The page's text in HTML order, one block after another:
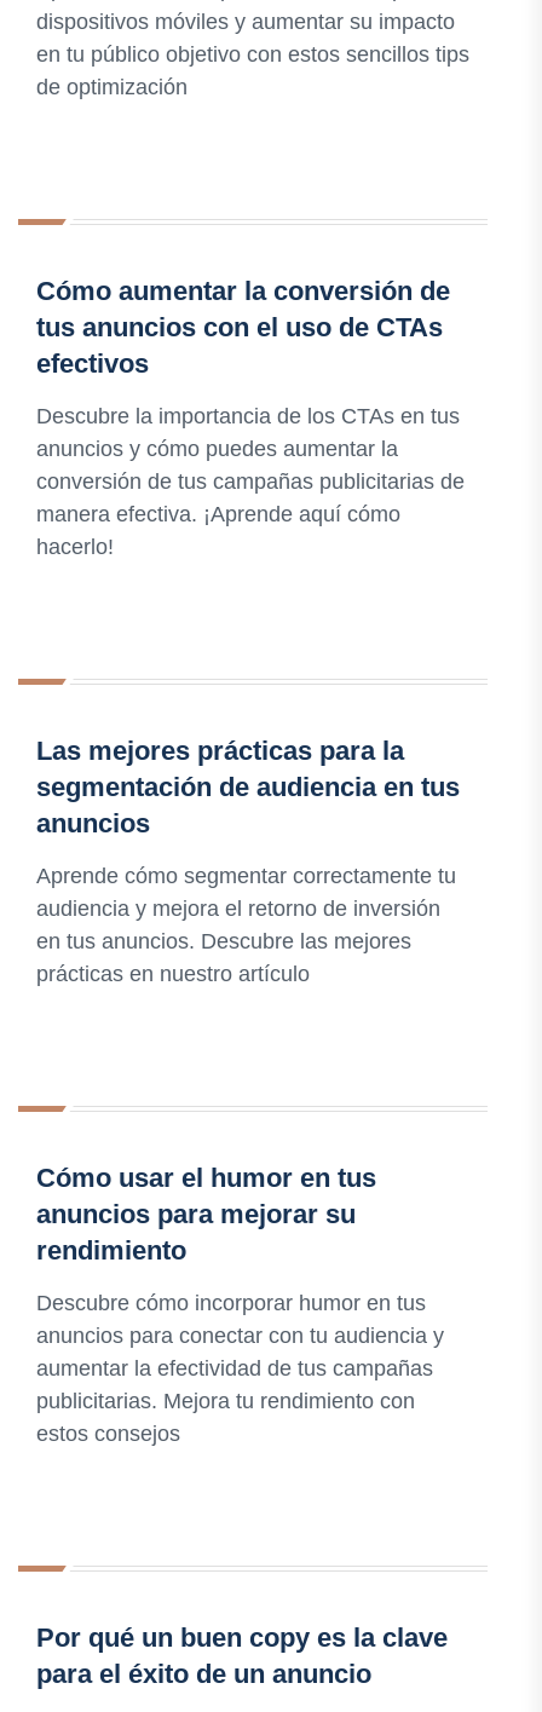
dispositivos móviles y aumentar su impacto
en tu público objetivo con estos sencillos tips
de optimización
Cómo aumentar la conversión de
tus anuncios con el uso de CTAs
efectivos
Descubre la importancia de los CTAs en tus
anuncios y cómo puedes aumentar la
conversión de tus campañas publicitarias de
manera efectiva. ¡Aprende aquí cómo
hacerlo!
Las mejores prácticas para la
segmentación de audiencia en tus
anuncios
Aprende cómo segmentar correctamente tu
audiencia y mejora el retorno de inversión
en tus anuncios. Descubre las mejores
prácticas en nuestro artículo
Cómo usar el humor en tus
anuncios para mejorar su
rendimiento
Descubre cómo incorporar humor en tus
anuncios para conectar con tu audiencia y
aumentar la efectividad de tus campañas
publicitarias. Mejora tu rendimiento con
estos consejos
Por qué un buen copy es la clave
para el éxito de un anuncio